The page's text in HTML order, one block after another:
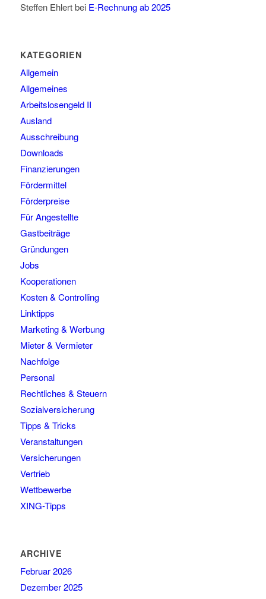
Steffen Ehlertbei E-Rechnung ab 2025
KATEGORIEN
Allgemein
Allgemeines
Arbeitslosengeld II
Ausland
Ausschreibung
Downloads
Finanzierungen
Fördermittel
Förderpreise
Für Angestellte
Gastbeiträge
Gründungen
Jobs
Kooperationen
Kosten & Controlling
Linktipps
Marketing & Werbung
Mieter & Vermieter
Nachfolge
Personal
Rechtliches & Steuern
Sozialversicherung
Tipps & Tricks
Veranstaltungen
Versicherungen
Vertrieb
Wettbewerbe
XING-Tipps
ARCHIVE
Februar 2026
Dezember 2025